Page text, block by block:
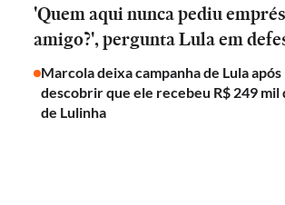
'Quem aqui nunca pediu
amigo?', pergunta Lula em
Marcola deixa campanha de Lula
descobrir que ele recebeu R$ 249 mil
de Lulinha